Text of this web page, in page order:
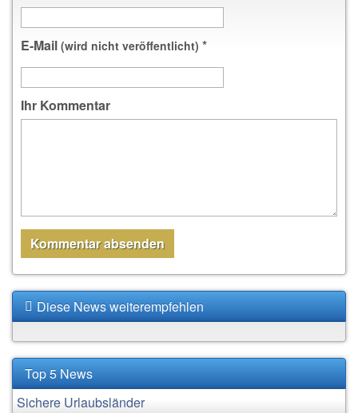
E-Mail (wird nicht veröffentlicht) *
Ihr Kommentar
Diese News weiterempfehlen
Top 5 News
Sichere Urlaubsländer